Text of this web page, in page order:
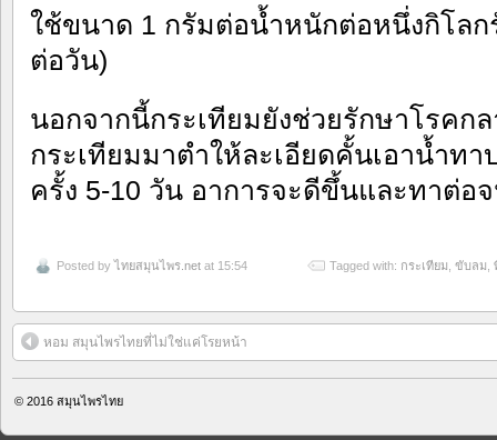
ใช้ขนาด 1 กรัมต่อน้ำหนักต่อหนึ่งกิโล
ต่อวัน)
นอกจากนี้กระเทียมยังช่วยรักษาโรคก
กระเทียมมาตำให้ละเอียดคั้นเอาน้ำท
ครั้ง 5-10 วัน อาการจะดีขึ้นและทาต่อ
Posted by ไทยสมุนไพร.net at 15:54 Tagged with: กระเทียม, ขับลม,
หอม สมุนไพรไทยที่ไม่ใช่แค่โรยหน้า
© 2016 สมุนไพรไทย